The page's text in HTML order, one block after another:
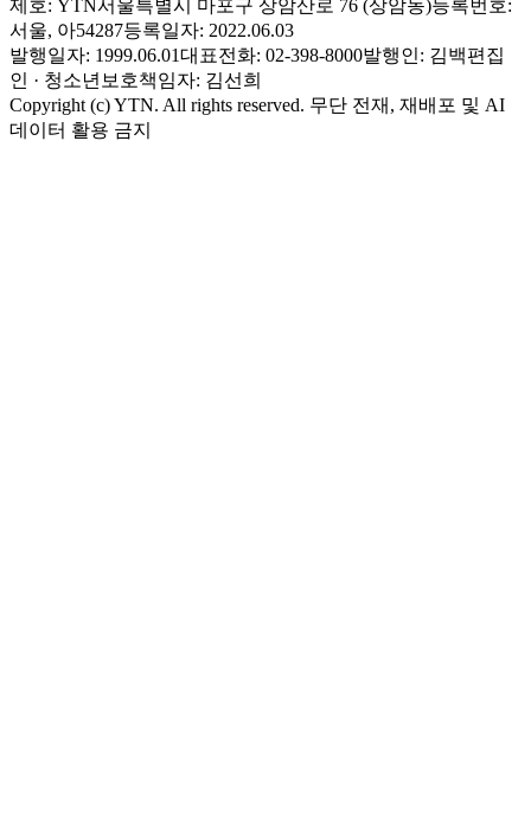
제호: YTN서울특별시 마포구 상암산로 76 (상암동)등록번호:
서울, 아54287등록일자: 2022.06.03
발행일자: 1999.06.01대표전화: 02-398-8000발행인: 김백편집
인 · 청소년보호책임자: 김선희
Copyright (c) YTN. All rights reserved. 무단 전재, 재배포 및 AI
데이터 활용 금지